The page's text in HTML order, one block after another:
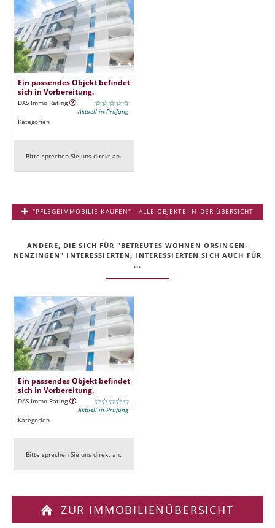
Ein passendes Objekt befindet
sich in Vorbereitung.
DAS Immo Rating
Aktuell in Prüfung
Kategorien
Bitte sprechen Sie uns direkt an.
"PFLEGEIMMOBILIE KAUFEN" - ALLE OBJEKTE IN DER ÜBERSICHT
ANDERE, DIE SICH FÜR "BETREUTES WOHNEN ORSINGEN-
NENZINGEN" INTERESSIERTEN, INTERESSIERTEN SICH AUCH FÜR
...
Ein passendes Objekt befindet
sich in Vorbereitung.
DAS Immo Rating
Aktuell in Prüfung
Kategorien
Bitte sprechen Sie uns direkt an.
ZUR IMMOBILIENÜBERSICHT